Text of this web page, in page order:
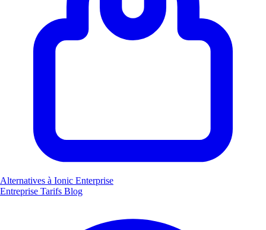
Alternatives à Ionic Enterprise
Entreprise Tarifs Blog